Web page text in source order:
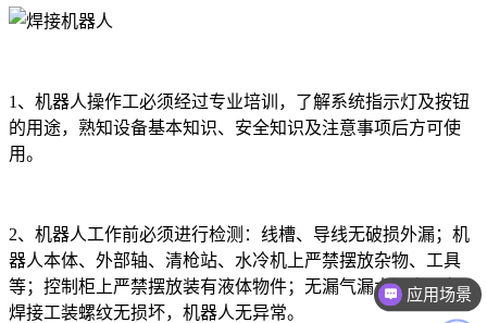
1、机器人操作工必须经过专业培训，了解系统指示灯及按钮
的用途，熟知设备基本知识、安全知识及注意事项后方可使
用。
2、机器人工作前必须进行检测：线槽、导线无破损外漏；机
器人本体、外部轴、清枪站、水冷机上严禁摆放杂物、工具
等；控制柜上严禁摆放装有液体物件；无漏气漏水漏电现象；
焊接工装螺纹无损坏，机器人无异常。
应用场景